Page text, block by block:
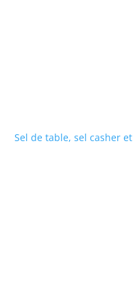
Sel de table, sel casher